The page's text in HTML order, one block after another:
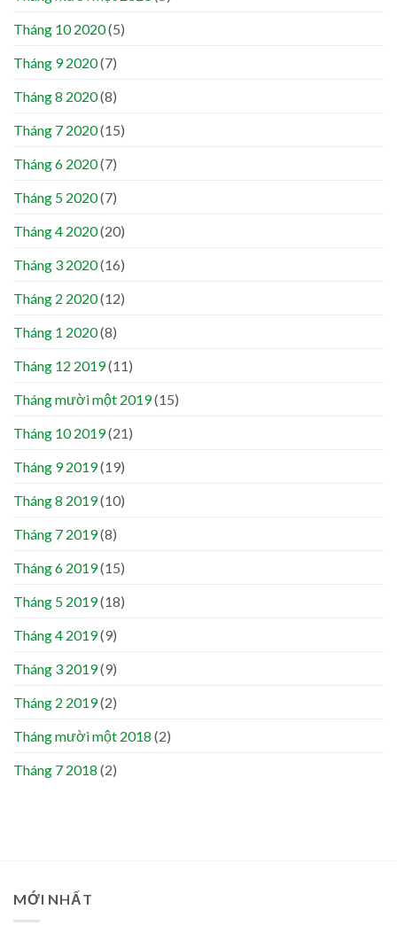
Tháng 10 2020(5)
Tháng 9 2020(7)
Tháng 8 2020(8)
Tháng 7 2020(15)
Tháng 6 2020(7)
Tháng 5 2020(7)
Tháng 4 2020(20)
Tháng 3 2020(16)
Tháng 2 2020(12)
Tháng 1 2020(8)
Tháng 12 2019(11)
Tháng mười một 2019(15)
Tháng 10 2019(21)
Tháng 9 2019(19)
Tháng 8 2019(10)
Tháng 7 2019(8)
Tháng 6 2019(15)
Tháng 5 2019(18)
Tháng 4 2019(9)
Tháng 3 2019(9)
Tháng 2 2019(2)
Tháng mười một 2018 (2)
Tháng 7 2018 (2)
MỚI NHẤT